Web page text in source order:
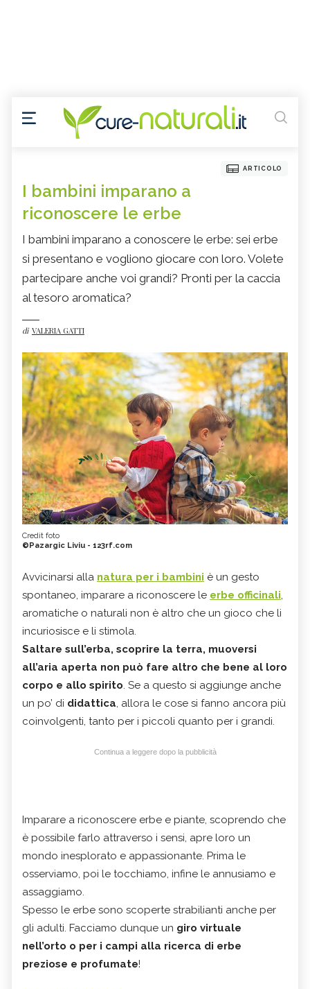
ARTICOLO
I bambini imparano a
riconoscere le erbe
I bambini imparano a conoscere le erbe: sei erbe
si presentano e vogliono giocare con loro. Volete
partecipare anche voi grandi? Pronti per la caccia
al tesoro aromatica?
di VALERIA GATTI
Credit foto
©Pazargic Liviu - 123rf.com
Avvicinarsi alla natura per i bambini è un gesto
spontaneo, imparare a riconoscere le erbe officinali,
aromatiche o naturali non è altro che un gioco che li
incuriosisce e li stimola.
Saltare sull’erba, scoprire la terra, muoversi
all’aria aperta non può fare altro che bene al loro
corpo e allo spirito. Se a questo si aggiunge anche
un po’ di didattica, allora le cose si fanno ancora più
coinvolgenti, tanto per i piccoli quanto per i grandi.
Continua a leggere dopo la pubblicità
Imparare a riconoscere erbe e piante, scoprendo che
è possibile farlo attraverso i sensi, apre loro un
mondo inesplorato e appassionante. Prima le
osserviamo, poi le tocchiamo, infine le annusiamo e
assaggiamo.
Spesso le erbe sono scoperte strabilianti anche per
gli adulti. Facciamo dunque un giro virtuale
nell’orto o per i campi alla ricerca di erbe
preziose e profumate!